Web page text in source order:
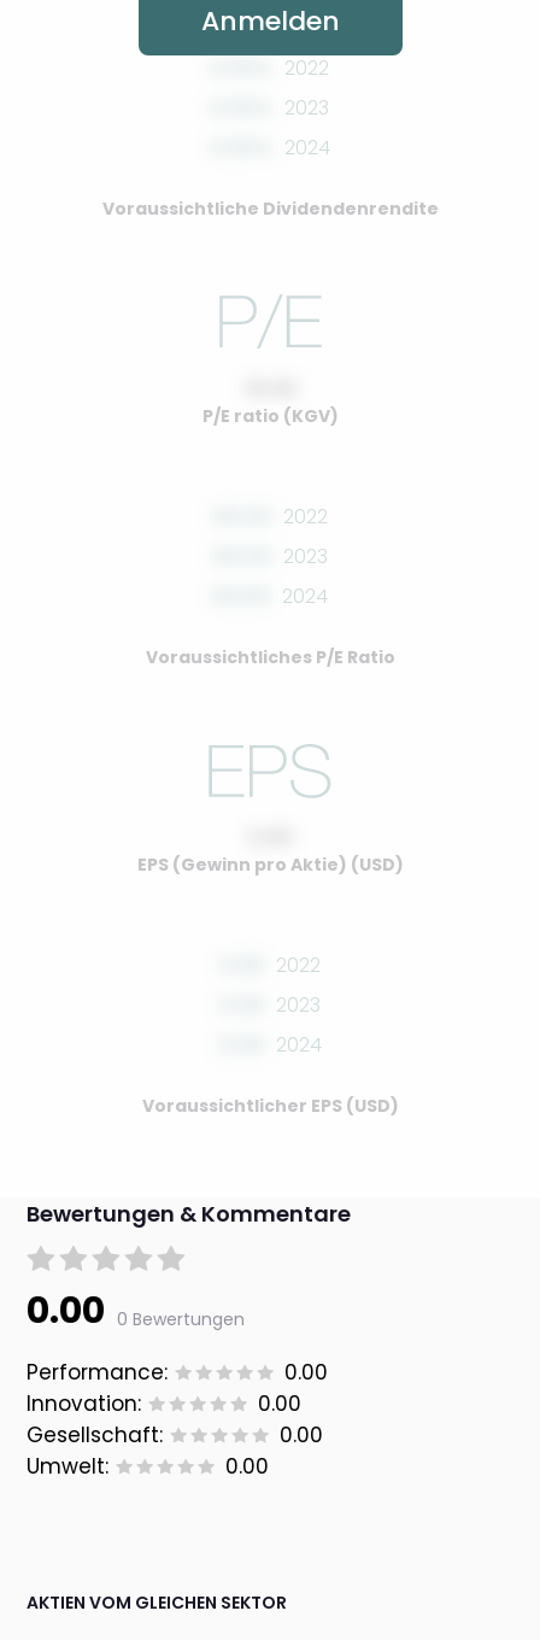
2022
2023
2024
Voraussichtliche Dividendenrendite
P/E ratio (KGV)
2022
2023
2024
Voraussichtliches P/E Ratio
EPS (Gewinn pro Aktie) (USD)
2022
2023
2024
Voraussichtlicher EPS (USD)
Anmelden
Bewertungen & Kommentare
0.00 0 Bewertungen
Performance:
0.00
Innovation:
0.00
Gesellschaft:
0.00
Umwelt:
0.00
AKTIEN VOM GLEICHEN SEKTOR